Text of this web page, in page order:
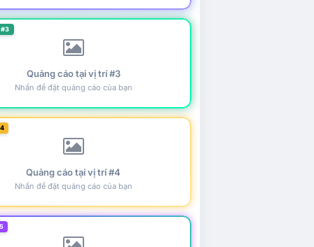
Quảng cáo tại vị trí #3
Nhấn để đặt quảng cáo của bạn
Quảng cáo tại vị trí #4
Nhấn để đặt quảng cáo của bạn